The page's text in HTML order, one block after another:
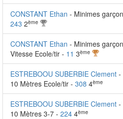
CONSTANT Ethan - Minimes
243 2ème
CONSTANT Ethan - Minimes
Vitesse Ecole/tir - 11 3ème
ESTREBOOU SUBERBIE Clement -
10 Mètres Ecole/tir - 308 4ème
ESTREBOOU SUBERBIE Clement -
10 Mètres 3-7 - 224 4ème